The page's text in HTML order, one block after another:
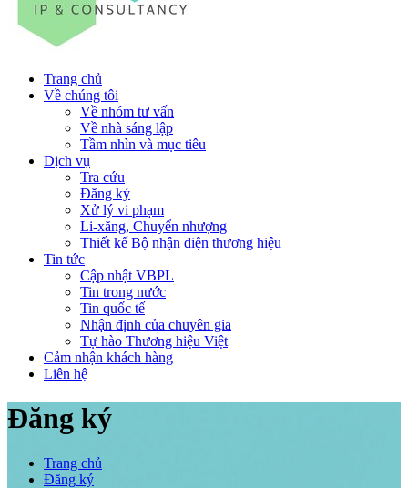
Trang chủ
Về chúng tôi
Về nhóm tư vấn
Về nhà sáng lập
Tầm nhìn và mục tiêu
Dịch vụ
Tra cứu
Đăng ký
Xử lý vi phạm
Li-xăng, Chuyển nhượng
Thiết kế Bộ nhận diện thương hiệu
Tin tức
Cập nhật VBPL
Tin trong nước
Tin quốc tế
Nhận định của chuyên gia
Tự hào Thương hiệu Việt
Cảm nhận khách hàng
Liên hệ
Đăng ký
Trang chủ
Đăng ký